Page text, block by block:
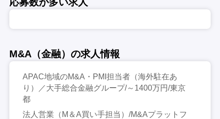
M&A（金融）の求人情報
APAC地域のM&A・PMI担当者（海外駐在あ
り）／大手総合金融グループ/～1400万円/東京
都
法人営業（M＆A買い手担当）/M&Aプラットフ